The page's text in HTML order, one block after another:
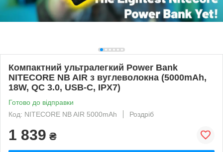
Компактний ультралегкий Power Bank
NITECORE NB AIR з вуглеволокна (5000mAh,
18W, QC 3.0, USB-C, IPX7)
Готово до відправки
Код: NITECORE NB AIR 5000mAh
Роздріб
1 839 ₴